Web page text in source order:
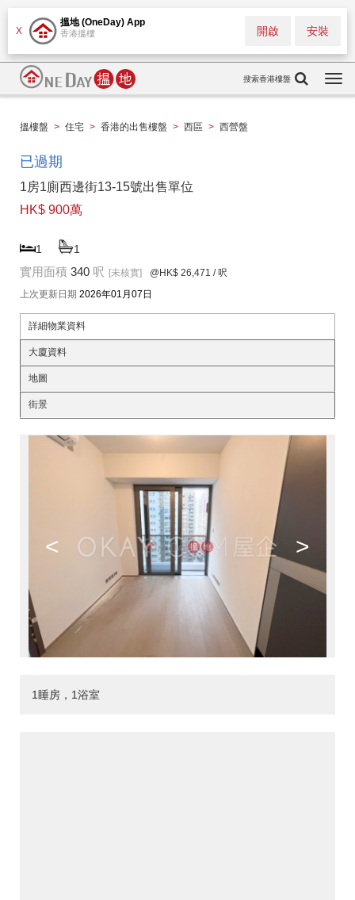
X
搵地 (OneDay) App
香港搵樓 安裝
開啟
搜索香港樓盤
搵樓盤 > 住宅 > 香港的出售樓盤 > 西區 > 西營盤
已過期
1房1廁西邊街13-15號出售單位
HK$ 900萬
1 1
實用面積 340 呎 [未核實] @HK$ 26,471 / 呎
上次更新日期 2026年01月07日
詳細物業資料
大廈資料
地圖
街景
< >
1睡房，1浴室